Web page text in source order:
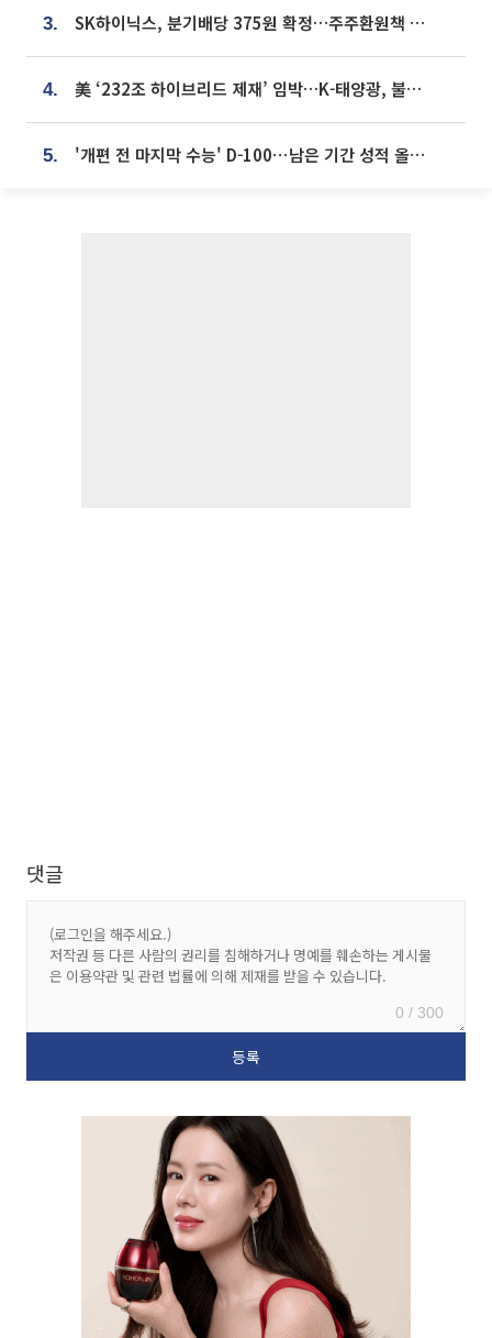
3. SK하이닉스, 분기배당 375원 확정…주주환원책 9월로 앞당겨 발표
4. 美 ‘232조 하이브리드 제재’ 임박…K-태양광, 불확실성 털고 날개 다나
5. '개편 전 마지막 수능' D-100⋯남은 기간 성적 올릴 전략은
댓글
0 / 300